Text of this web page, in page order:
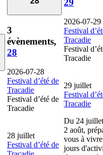
3
évènements,
28
2026-07-28
Festival d’été de
Tracadie
Festival d’été de
Tracadie
28 juillet
Festival d’été de
29
2026-07-29
Festival
Tracadie
Festival
Tracadie
29 juillet
Festival
Tracadie
Du 24
2 août,
vous à
jours